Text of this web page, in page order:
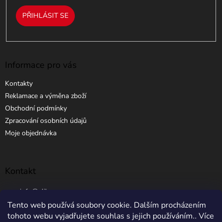
Tento web používá soubory cookie. Dalším procházením
tohoto webu vyjadřujete souhlas s jejich používáním.. Více
PŘIHLÁSIT SE
Informace pro vás
Kontakty
Reklamace a výměna zboží
Obchodní podmínky
Zpracování osobních údajů
Moje objednávka
Kontakt
info @ elibros.cz
+420 734 184 444